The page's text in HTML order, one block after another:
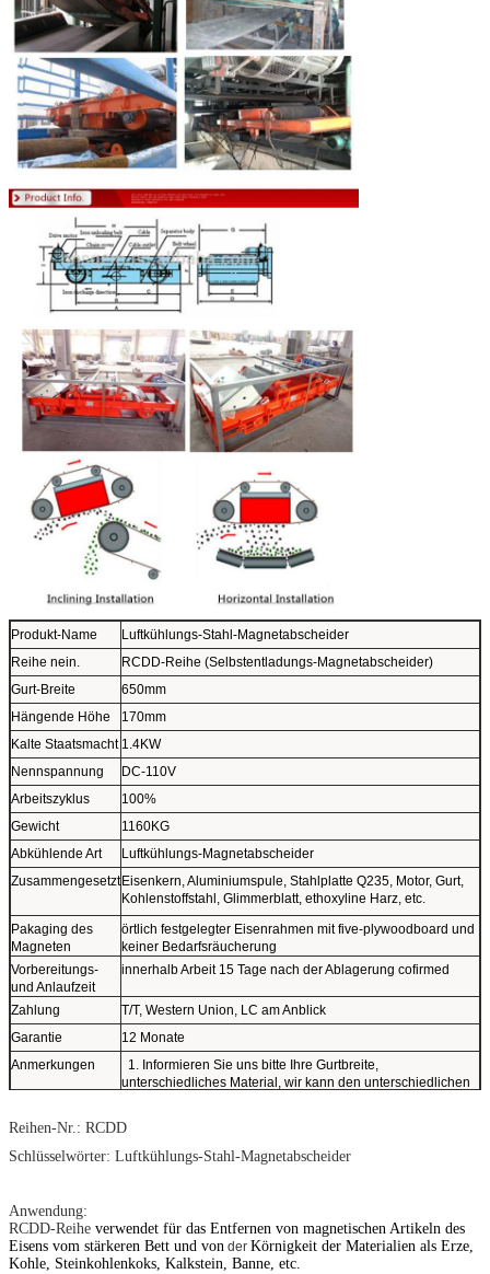
Produkt-Name
Luftkühlungs-Stahl-Magnetabscheider
Reihe nein.
RCDD-Reihe (Selbstentladungs-Magnetabscheider)
Gurt-Breite
650mm
Hängende Höhe
170mm
Kalte Staatsmacht 1.4KW
Nennspannung
DC-110V
Arbeitszyklus
100%
Gewicht
1160KG
Abkühlende Art
Luftkühlungs-Magnetabscheider
Zusammengesetzt Eisenkern, Aluminiumspule, Stahlplatte Q235, Motor, Gurt,
Kohlenstoffstahl, Glimmerblatt, ethoxyline Harz, etc.
Pakaging des
Magneten
örtlich festgelegter Eisenrahmen mit five-plywoodboard und
keiner Bedarfsräucherung
Vorbereitungs-
und Anlaufzeit
innerhalb Arbeit 15 Tage nach der Ablagerung cofirmed
Zahlung
T/T, Western Union, LC am Anblick
Garantie
12 Monate
Anmerkungen
1. Informieren Sie uns bitte Ihre Gurtbreite,
unterschiedliches Material, wir kann den unterschiedlichen
2. Unser MOQ ist 1 Satz. (Unterschiedliche Quantität wird
mit unterschiedlichem Preis.)
Reihen-Nr.: RCDD
Schlüsselwörter: Luftkühlungs-Stahl-Magnetabscheider
Anwendung:
RCDD-Reihe verwendet für das Entfernen von magnetischen Artikeln des
Eisens vom stärkeren Bett und von der Körnigkeit der Materialien als Erze,
Kohle, Steinkohlenkoks, Kalkstein, Banne, etc.